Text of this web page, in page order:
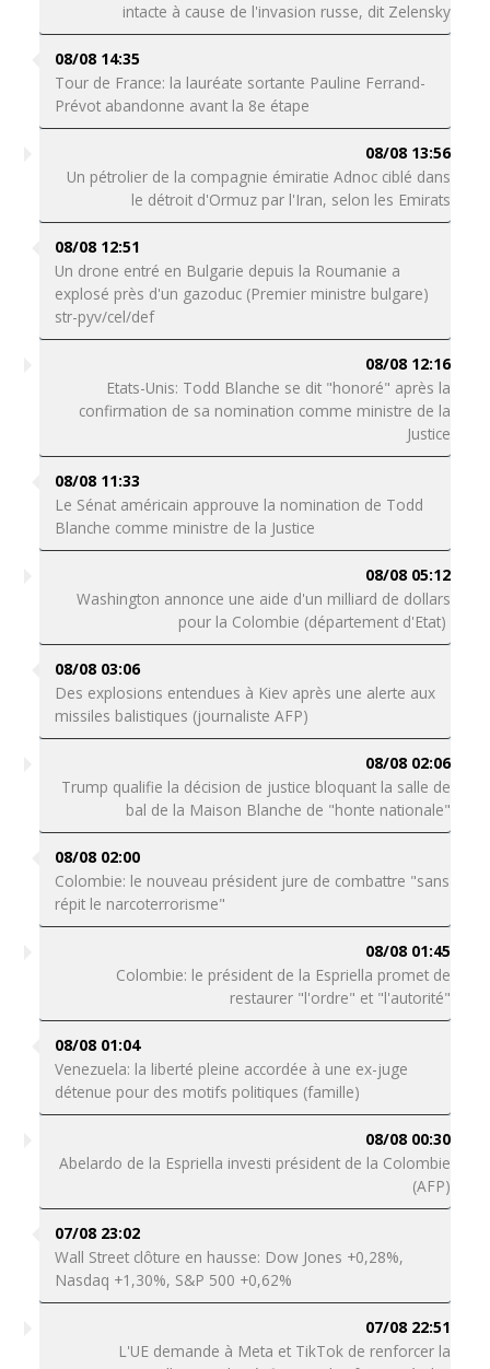
intacte à cause de l'invasion russe, dit Zelensky
08/08 14:35
Tour de France: la lauréate sortante Pauline Ferrand-
Prévot abandonne avant la 8e étape
08/08 13:56
Un pétrolier de la compagnie émiratie Adnoc ciblé dans
le détroit d'Ormuz par l'Iran, selon les Emirats
08/08 12:51
Un drone entré en Bulgarie depuis la Roumanie a
explosé près d'un gazoduc (Premier ministre bulgare)
str-pyv/cel/def
08/08 12:16
Etats-Unis: Todd Blanche se dit "honoré" après la
confirmation de sa nomination comme ministre de la
Justice
08/08 11:33
Le Sénat américain approuve la nomination de Todd
Blanche comme ministre de la Justice
08/08 05:12
Washington annonce une aide d'un milliard de dollars
pour la Colombie (département d'Etat)
08/08 03:06
Des explosions entendues à Kiev après une alerte aux
missiles balistiques (journaliste AFP)
08/08 02:06
Trump qualifie la décision de justice bloquant la salle de
bal de la Maison Blanche de "honte nationale"
08/08 02:00
Colombie: le nouveau président jure de combattre "sans
répit le narcoterrorisme"
08/08 01:45
Colombie: le président de la Espriella promet de
restaurer "l'ordre" et "l'autorité"
08/08 01:04
Venezuela: la liberté pleine accordée à une ex-juge
détenue pour des motifs politiques (famille)
08/08 00:30
Abelardo de la Espriella investi président de la Colombie
(AFP)
07/08 23:02
Wall Street clôture en hausse: Dow Jones +0,28%,
Nasdaq +1,30%, S&P 500 +0,62%
07/08 22:51
L'UE demande à Meta et TikTok de renforcer la